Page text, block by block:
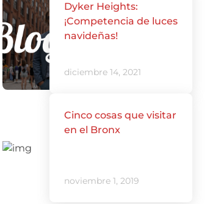
Dyker Heights:
¡Competencia de luces
navideñas!
diciembre 14, 2021
Cinco cosas que visitar
en el Bronx
noviembre 1, 2019